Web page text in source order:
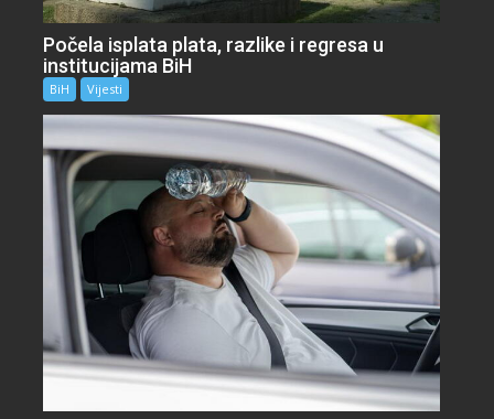
Počela isplata plata, razlike i regresa u
institucijama BiH
BiH Vijesti